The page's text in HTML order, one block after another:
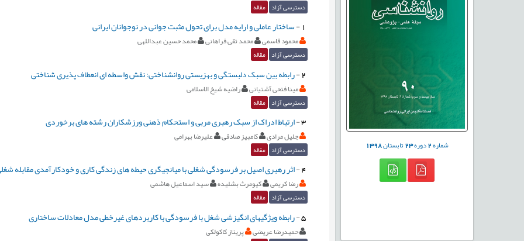
شماره2دوره23تابستان1398
دسترسی آزاد مقاله
1
-ساختار عاملی و ارایه مدل برای تحول مثبت جوانی در نوجوانان ایرانی
محمود قاسمی محمد تقی فراهانی محمد حسین عبداللهی
دسترسی آزاد مقاله
2
-رابطه بین سبک دلبستگی و بهزیستی روانشناختی: نقش واسطه ای انعطاف پذیری شناختی
مینا فتحی آشتیانی راضیه شیخ الاسلامی
دسترسی آزاد مقاله
3
-ارتباط ادراک از سبک رهبری مربی و استحکام ذهنی ورزشکاران رشته های برخوردی
جلیل مرادی کامبیز صادقی علیرضا بهرامی
دسترسی آزاد مقاله
4
-اثر رهبری اصیل بر فرسودگی شغلی با میانجیگری حیطه های زندگی کاری و خودکارآمدی مقابله
رضا کریمی کیومرث بشلیده سید اسماعیل هاشمی
دسترسی آزاد مقاله
5
-رابطه ویژگیهای انگیزشی شغل با فرسودگی با کاربردهای غیرخطی مدل معادلات ساختاری
حمیدرضا عریضی پریناز کاکولکی